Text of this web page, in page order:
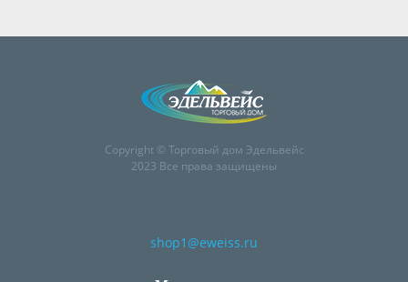
Модуль 100% удлинения: 0,5 МПа;
Термостойкость: от -65 до +260 °C (кратковременная до +315 °C);
Copyright © Торговый дом Эдельвейс
2023 Все права защищены
shop1@eweiss.ru